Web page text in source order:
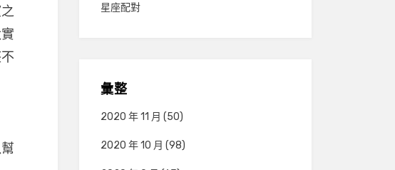
星座配對
彙整
2020 年 11 月 (50)
2020 年 10 月 (98)